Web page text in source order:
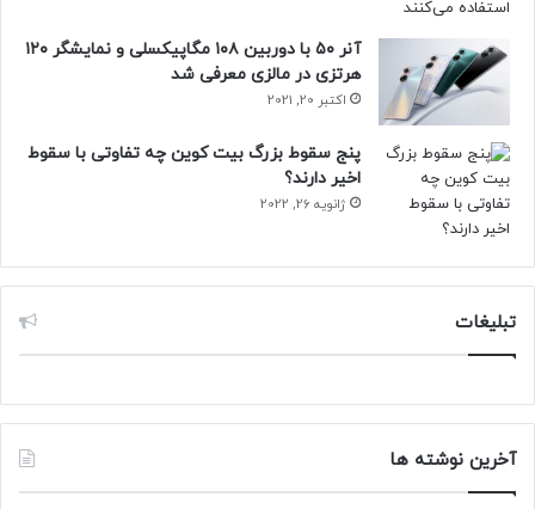
آنر ۵۰ با دوربین ۱۰۸ مگاپیکسلی و نمایشگر ۱۲۰
هرتزی در مالزی معرفی شد
اکتبر 20, 2021
پنج سقوط بزرگ بیت کوین چه تفاوتی با سقوط
اخیر دارند؟
ژانویه 26, 2022
تبلیغات
آخرین نوشته ها